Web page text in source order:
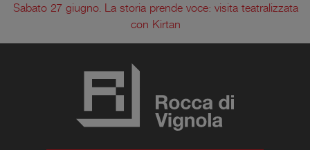
Sabato 27 giugno. La storia prende voce: visita teatralizzata
con Kirtan